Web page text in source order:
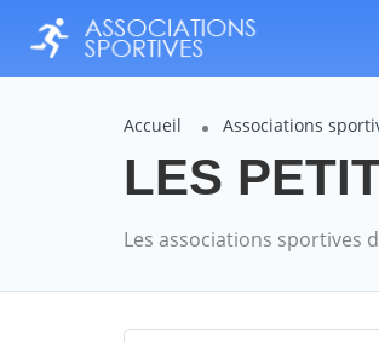
Accueil Associations
LES
Les associations sportives